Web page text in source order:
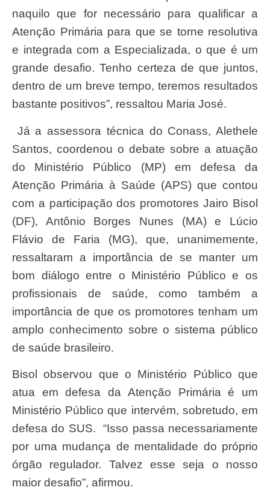
naquilo que for necessário para qualificar a
Atenção Primária para que se torne resolutiva
e integrada com a Especializada, o que é um
grande desafio. Tenho certeza de que juntos,
dentro de um breve tempo, teremos resultados
bastante positivos”, ressaltou Maria José.
Já a assessora técnica do Conass, Alethele
Santos, coordenou o debate sobre a atuação
do Ministério Público (MP) em defesa da
Atenção Primária à Saúde (APS) que contou
com a participação dos promotores Jairo Bisol
(DF), Antônio Borges Nunes (MA) e Lúcio
Flávio de Faria (MG), que, unanimemente,
ressaltaram a importância de se manter um
bom diálogo entre o Ministério Público e os
profissionais de saúde, como também a
importância de que os promotores tenham um
amplo conhecimento sobre o sistema público
de saúde brasileiro.
Bisol observou que o Ministério Público que
atua em defesa da Atenção Primária é um
Ministério Público que intervém, sobretudo, em
defesa do SUS. “Isso passa necessariamente
por uma mudança de mentalidade do próprio
órgão regulador. Talvez esse seja o nosso
maior desafio”, afirmou.